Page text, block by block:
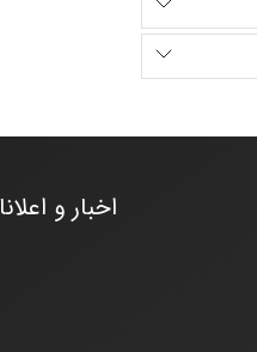
اخبار و